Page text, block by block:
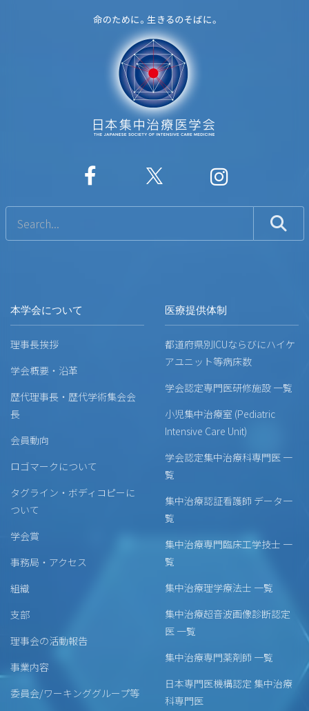
本学会について
理事長挨拶
学会概要・沿革
歴代理事長・歴代学術集会会
長
会員動向
ロゴマークについて
タグライン・ボディコピーに
ついて
学会賞
事務局・アクセス
組織
支部
理事会の活動報告
事業内容
委員会/ワーキンググループ等
医療提供体制
都道府県別ICUならびにハイケ
アユニット等病床数
学会認定専門医研修施設 一覧
小児集中治療室 (Pediatric
Intensive Care Unit)
学会認定集中治療科専門医 一
覧
集中治療認証看護師 データ一
覧
集中治療専門臨床工学技士 一
覧
集中治療理学療法士 一覧
集中治療超音波画像診断認定
医 一覧
集中治療専門薬剤師 一覧
日本専門医機構認定 集中治療
科専門医